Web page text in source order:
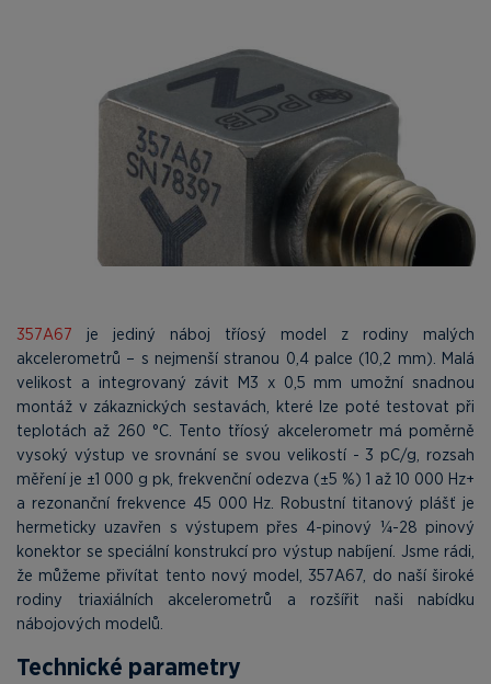
357A67 je jediný náboj tříosý model z rodiny malých
akcelerometrů – s nejmenší stranou 0,4 palce (10,2 mm). Malá
velikost a integrovaný závit M3 x 0,5 mm umožní snadnou
montáž v zákaznických sestavách, které lze poté testovat při
teplotách až 260 °C. Tento tříosý akcelerometr má poměrně
vysoký výstup ve srovnání se svou velikostí - 3 pC/g, rozsah
měření je ±1 000 g pk, frekvenční odezva (±5 %) 1 až 10 000 Hz+
a rezonanční frekvence 45 000 Hz. Robustní titanový plášť je
hermeticky uzavřen s výstupem přes 4-pinový ¼-28 pinový
konektor se speciální konstrukcí pro výstup nabíjení. Jsme rádi,
že můžeme přivítat tento nový model, 357A67, do naší široké
rodiny triaxiálních akcelerometrů a rozšířit naši nabídku
nábojových modelů.
Technické parametry